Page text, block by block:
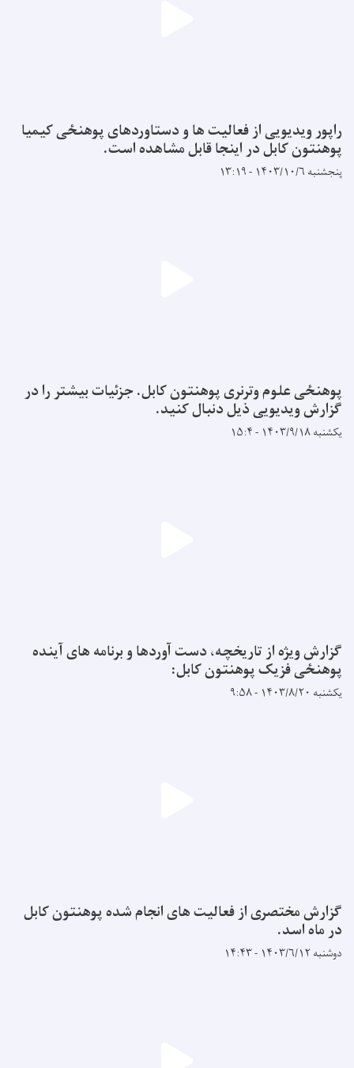
راپور ویدیویی از فعالیت ها و دستاوردهای پوهنځی کیمیا
پوهنتون کابل در اینجا قابل مشاهده است.
پنجشنبه ۱۴۰۳/۱۰/۶ - ۱۳:۱۹
پوهنځی علوم وترنری پوهنتون کابل. جزئیات بیشتر را در
گزارش ویدیویی ذیل دنبال کنید.
یکشنبه ۱۴۰۳/۹/۱۸ - ۱۵:۴
گزارش ویژه از تاریخچه، دست آوردها و برنامه های آینده
پوهنځی فزیک پوهنتون کابل:
یکشنبه ۱۴۰۳/۸/۲۰ - ۹:۵۸
گزارش مختصری از فعالیت های انجام شده پوهنتون کابل
در ماه اسد.
دوشنبه ۱۴۰۳/۶/۱۲ - ۱۴:۴۳